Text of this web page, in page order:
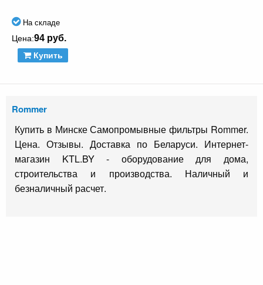
На складе
Цена:94 руб.
Купить
Rommer
Купить в Минске Самопромывные фильтры Rommer.
Цена. Отзывы. Доставка по Беларуси. Интернет-
магазин KTL.BY - оборудование для дома,
строительства и производства. Наличный и
безналичный расчет.